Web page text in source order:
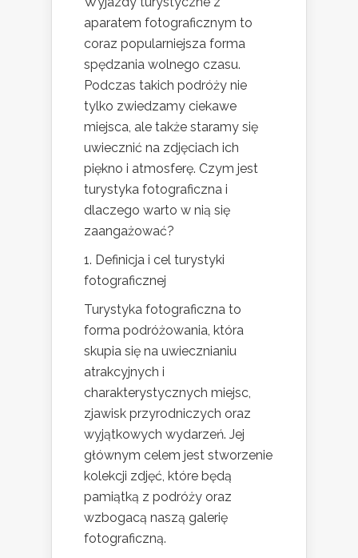
aparatem fotograficznym to
coraz popularniejsza forma
spędzania wolnego czasu.
Podczas takich podróży nie
tylko zwiedzamy ciekawe
miejsca, ale także staramy się
uwiecznić na zdjęciach ich
piękno i atmosferę. Czym jest
turystyka fotograficzna i
dlaczego warto w nią się
zaangażować?
1. Definicja i cel turystyki
fotograficznej
Turystyka fotograficzna to
forma podróżowania, która
skupia się na uwiecznianiu
atrakcyjnych i
charakterystycznych miejsc,
zjawisk przyrodniczych oraz
wyjątkowych wydarzeń. Jej
głównym celem jest stworzenie
kolekcji zdjęć, które będą
pamiątką z podróży oraz
wzbogacą naszą galerię
fotograficzną.